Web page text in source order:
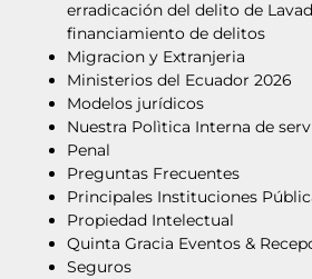
erradicación del delito de
financiamiento de delitos
Migracion y Extranjeria
Ministerios del Ecuador 2026
Modelos jurídicos
Nuestra Polìtica Interna de
Penal
Preguntas Frecuentes
Principales Instituciones
Propiedad Intelectual
Quinta Gracia Eventos &
Seguros